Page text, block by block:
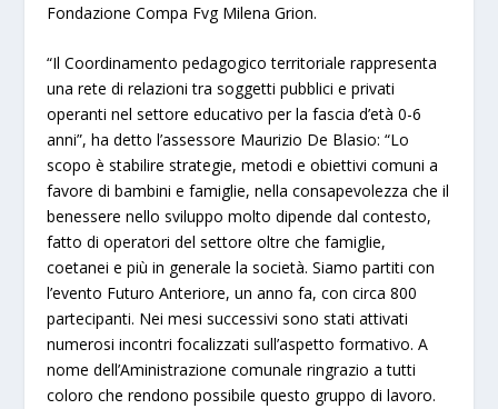
Fondazione Compa Fvg Milena Grion.
“Il Coordinamento pedagogico territoriale rappresenta
una rete di relazioni tra soggetti pubblici e privati
operanti nel settore educativo per la fascia d’età 0-6
anni”, ha detto l’assessore Maurizio De Blasio: “Lo
scopo è stabilire strategie, metodi e obiettivi comuni a
favore di bambini e famiglie, nella consapevolezza che il
benessere nello sviluppo molto dipende dal contesto,
fatto di operatori del settore oltre che famiglie,
coetanei e più in generale la società. Siamo partiti con
l’evento Futuro Anteriore, un anno fa, con circa 800
partecipanti. Nei mesi successivi sono stati attivati
numerosi incontri focalizzati sull’aspetto formativo. A
nome dell’Aministrazione comunale ringrazio a tutti
coloro che rendono possibile questo gruppo di lavoro.